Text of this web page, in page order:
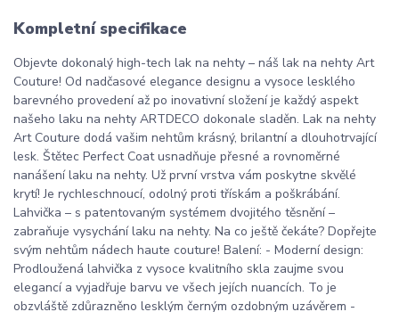
Kompletní specifikace
Objevte dokonalý high-tech lak na nehty – náš lak na nehty Art
Couture! Od nadčasové elegance designu a vysoce lesklého
barevného provedení až po inovativní složení je každý aspekt
našeho laku na nehty ARTDECO dokonale sladěn. Lak na nehty
Art Couture dodá vašim nehtům krásný, brilantní a dlouhotrvající
lesk. Štětec Perfect Coat usnadňuje přesné a rovnoměrné
nanášení laku na nehty. Už první vrstva vám poskytne skvělé
krytí! Je rychleschnoucí, odolný proti třískám a poškrábání.
Lahvička – s patentovaným systémem dvojitého těsnění –
zabraňuje vysychání laku na nehty. Na co ještě čekáte? Dopřejte
svým nehtům nádech haute couture! Balení: - Moderní design:
Prodloužená lahvička z vysoce kvalitního skla zaujme svou
elegancí a vyjadřuje barvu ve všech jejích nuancích. To je
obzvláště zdůrazněno lesklým černým ozdobným uzávěrem -